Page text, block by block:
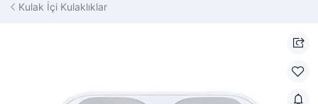
Kulak İçi Kulaklıklar